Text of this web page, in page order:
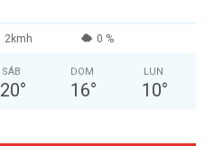
2kmh 0 %
SÁB
20°
DOM
16°
LUN
10°